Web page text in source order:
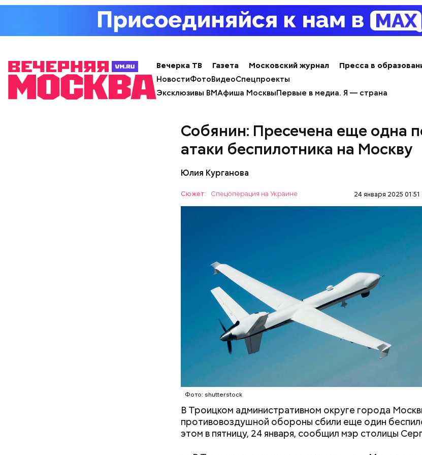
Вечерка ТВ Газета Московский журнал
Пресса в
НовостиФотоВидеоСпецпроекты
Эксклюзивы ВМАфиша МосквыПервые в медиа. Я — страна
Собянин: Пресечена еще одна
атаки беспилотника на Москву
Юлия Курганова
Сюжет: Спецоперация на Украине 24 января 2025 01:51
Фото: shutterstock
В Троицком административном округе города
противовоздушной обороны сбили еще один
этом в пятницу, 24 января, сообщил мэр столицы
Людей разбросало по
проезжей части: как
легковушка сбила толпу
пешеходов в Омске
помощью